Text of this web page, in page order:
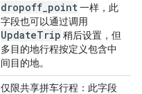
dropoff_point一样，此
字段也可以通过调用
UpdateTrip 稍后设置，但
多目的地行程按定义包含中
间目的地。
仅限共享拼车行程 ：此字段